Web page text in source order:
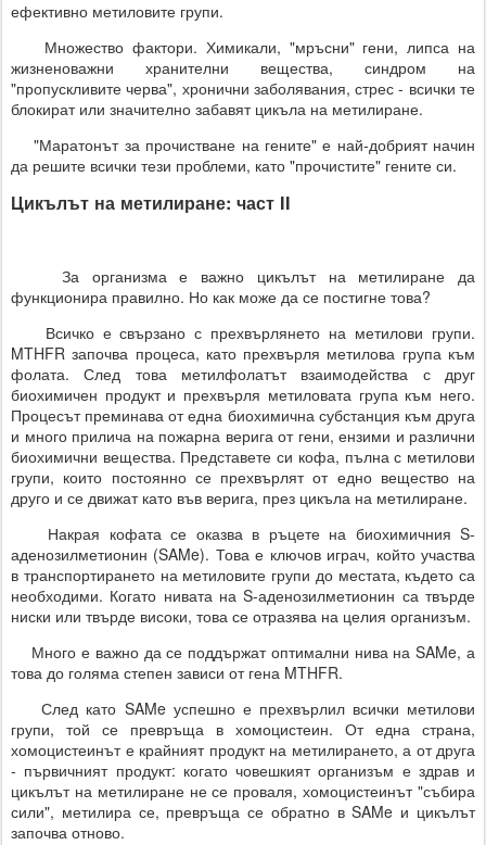
ефективно метиловите групи.
Множество фактори. Химикали, "мръсни" гени, липса на
жизненоважни хранителни вещества, синдром на
"пропускливите черва", хронични заболявания, стрес - всички те
блокират или значително забавят цикъла на метилиране.
"Маратонът за прочистване на гените" е най-добрият начин
да решите всички тези проблеми, като "прочистите" гените си.
Цикълът на метилиране: част II
За организма е важно цикълът на метилиране да
функционира правилно. Но как може да се постигне това?
Всичко е свързано с прехвърлянето на метилови групи.
MTHFR започва процеса, като прехвърля метилова група към
фолата. След това метилфолатът взаимодейства с друг
биохимичен продукт и прехвърля метиловата група към него.
Процесът преминава от една биохимична субстанция към друга
и много прилича на пожарна верига от гени, ензими и различни
биохимични вещества. Представете си кофа, пълна с метилови
групи, които постоянно се прехвърлят от едно вещество на
друго и се движат като във верига, през цикъла на метилиране.
Накрая кофата се оказва в ръцете на биохимичния S-
аденозилметионин (SAMe). Това е ключов играч, който участва
в транспортирането на метиловите групи до местата, където са
необходими. Когато нивата на S-аденозилметионин са твърде
ниски или твърде високи, това се отразява на целия организъм.
Много е важно да се поддържат оптимални нива на SAMe, а
това до голяма степен зависи от гена MTHFR.
След като SAMe успешно е прехвърлил всички метилови
групи, той се превръща в хомоцистеин. От една страна,
хомоцистеинът е крайният продукт на метилирането, а от друга
- първичният продукт: когато човешкият организъм е здрав и
цикълът на метилиране не се проваля, хомоцистеинът "събира
сили", метилира се, превръща се обратно в SAMe и цикълът
започва отново.